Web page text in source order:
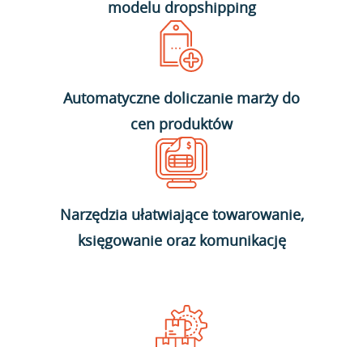
modelu dropshipping
Automatyczne doliczanie marży do
cen produktów
Narzędzia ułatwiające towarowanie,
księgowanie oraz komunikację